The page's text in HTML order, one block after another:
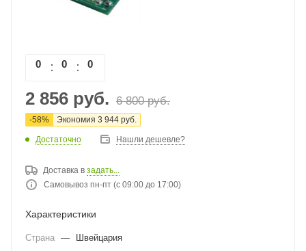
0 0 0
2 856 руб. 6 800руб.
-58% Экономия 3 944 руб.
Достаточно Нашли дешевле?
Доставка в задать...
Самовывоз пн-пт (с 09:00 до 17:00)
Характеристики
Страна — Швейцария